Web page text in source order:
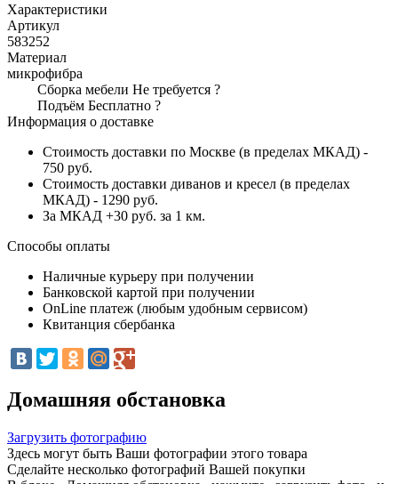
Характеристики
Артикул
583252
Материал
микрофибра
Сборка мебели Не требуется ?
Подъём Бесплатно ?
Информация о доставке
Стоимость доставки по Москве (в пределах МКАД) -
750 руб.
Стоимость доставки диванов и кресел (в пределах
МКАД) - 1290 руб.
За МКАД +30 руб. за 1 км.
Способы оплаты
Наличные курьеру при получении
Банковской картой при получении
OnLine платеж (любым удобным сервисом)
Квитанция сбербанка
Домашняя обстановка
Загрузить фотографию
Здесь могут быть Ваши фотографии этого товара
Сделайте несколько фотографий Вашей покупки